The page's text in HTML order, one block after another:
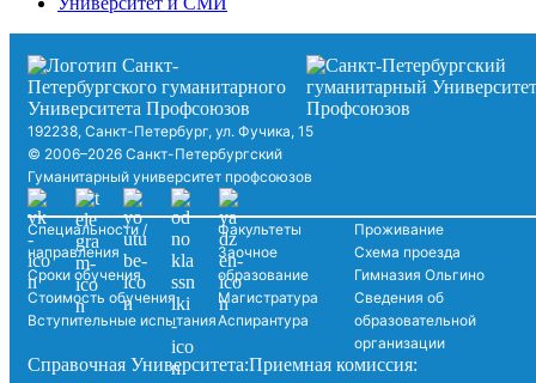
192238, Санкт-Петербург, ул. Фучика, 15
© 2006–2026 Санкт-Петербургский
Гуманитарный университет профсоюзов
Специальности /
направления
Сроки обучения
Стоимость обучения
Вступительные испытания
Факультеты
Заочное
образование
Магистратура
Аспирантура
Проживание
Схема проезда
Гимназия Ольгино
Сведения об
образовательной
организации
Справочная Университета:Приемная комиссия: